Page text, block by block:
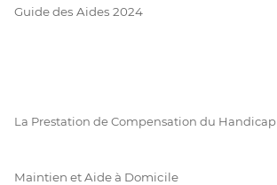
Guide des Aides 2024
La Prestation de Compensation du Handicap
Maintien et Aide à Domicile